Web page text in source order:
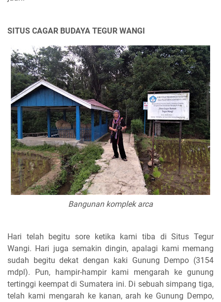
SITUS CAGAR BUDAYA TEGUR WANGI
Bangunan komplek arca
Hari telah begitu sore ketika kami tiba di Situs Tegur
Wangi. Hari juga semakin dingin, apalagi kami memang
sudah begitu dekat dengan kaki Gunung Dempo (3154
mdpl). Pun, hampir-hampir kami mengarah ke gunung
tertinggi keempat di Sumatera ini. Di sebuah simpang tiga,
telah kami mengarah ke kanan, arah ke Gunung Dempo,